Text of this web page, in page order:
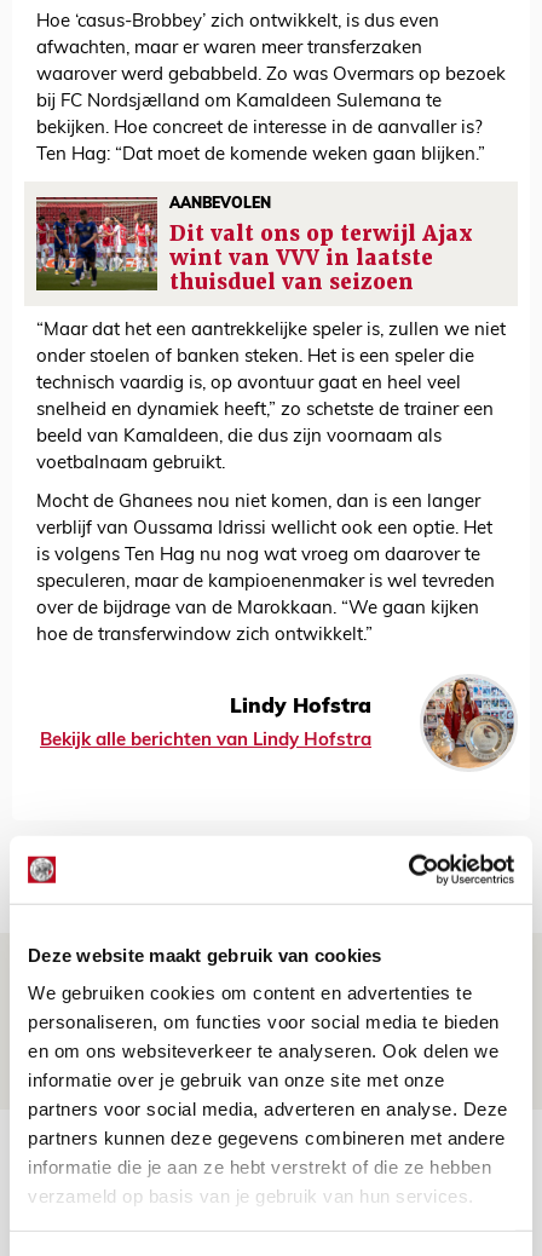
Deze website maakt gebruik van cookies
We gebruiken cookies om content en advertenties te
personaliseren, om functies voor social media te bieden
en om ons websiteverkeer te analyseren. Ook delen we
informatie over je gebruik van onze site met onze
partners voor social media, adverteren en analyse. Deze
partners kunnen deze gegevens combineren met andere
informatie die je aan ze hebt verstrekt of die ze hebben
verzameld op basis van je gebruik van hun services.
Hoe ‘casus-Brobbey’ zich ontwikkelt, is dus even
afwachten, maar er waren meer transferzaken
waarover werd gebabbeld. Zo was Overmars op bezoek
bij FC Nordsjælland om Kamaldeen Sulemana te
bekijken. Hoe concreet de interesse in de aanvaller is?
Ten Hag: “Dat moet de komende weken gaan blijken.”
AANBEVOLEN
Dit valt ons op terwijl Ajax
wint van VVV in laatste
thuisduel van seizoen
“Maar dat het een aantrekkelijke speler is, zullen we niet
onder stoelen of banken steken. Het is een speler die
technisch vaardig is, op avontuur gaat en heel veel
snelheid en dynamiek heeft,” zo schetste de trainer een
beeld van Kamaldeen, die dus zijn voornaam als
voetbalnaam gebruikt.
Mocht de Ghanees nou niet komen, dan is een langer
verblijf van Oussama Idrissi wellicht ook een optie. Het
is volgens Ten Hag nu nog wat vroeg om daarover te
speculeren, maar de kampioenenmaker is wel tevreden
over de bijdrage van de Marokkaan. “We gaan kijken
hoe de transferwindow zich ontwikkelt.”
Lindy Hofstra
Bekijk alle berichten van Lindy Hofstra
Net binnen //
Drie dingen die je moet weten over
Ajax - Shelbourne
06 AUGUSTUS 2026 - 09:33
NIEUWS
Ter Stegen over uitdagingen en
leidersrol bij Ajax